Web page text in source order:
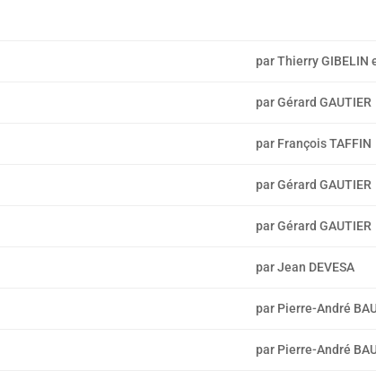
par Thierry GIBELIN
par Gérard GAUTIER
par François TAFFIN
par Gérard GAUTIER
par Gérard GAUTIER
par Jean DEVESA
par Pierre-André
par Pierre-André